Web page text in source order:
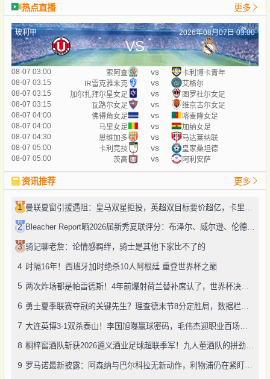
热点直播 更多
玻利甲 2026年08月07日 03:00
VS
08-07 03:00 索阿查 vs
卡利博卡青年
08-07 03:15
IR雷克雅未克 vs
艾格尔
08-07 03:15
加尔扎拜尔星女足 vs
图罗杜尔女足
08-07 03:15
瓦路尔女足 vs
维京古尔女足
08-07 04:00
佛得角女足 vs
喀麦隆女足
08-07 04:00
马里女足 vs
加纳女足
08-07 04:30
恩维加多 vs
马达莱纳联
08-07 05:00
卡利竞技 vs
皇家桑坦德
08-07 05:00
茨高 vs 阿利安萨
资讯推荐 更多
1
2 Bleacher Report晒2026届新秀夏联评分：布泽尔、威尔逊、伦德博格摘A
3 骑记聊老詹：论情感羁绊，骑士是其他下家比不了的
4 时隔16年！西班牙加时绝杀10人阿根廷 重登世界杯之巅
5 两次炸场都是帕雷德斯！4年前爆射荷兰替补席认了，世界杯决赛再演冲突
6
7 大连英博3-1双杀泰山！李国旭曝赢球密码，毛伟杰迎职业百场里程碑
8 桐梓窖酒队斩获2026遵义酒业足球超联季军！九人董酒队的拼劲太戳人
9 罗马诺最新披露：阿森纳与巴尔科拉无新动作，利物浦仍在紧盯目标